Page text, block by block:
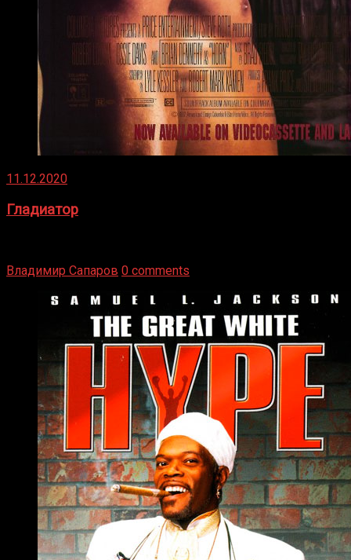
11.12.2020
Гладиатор
Владимир Сапаров 0 comments